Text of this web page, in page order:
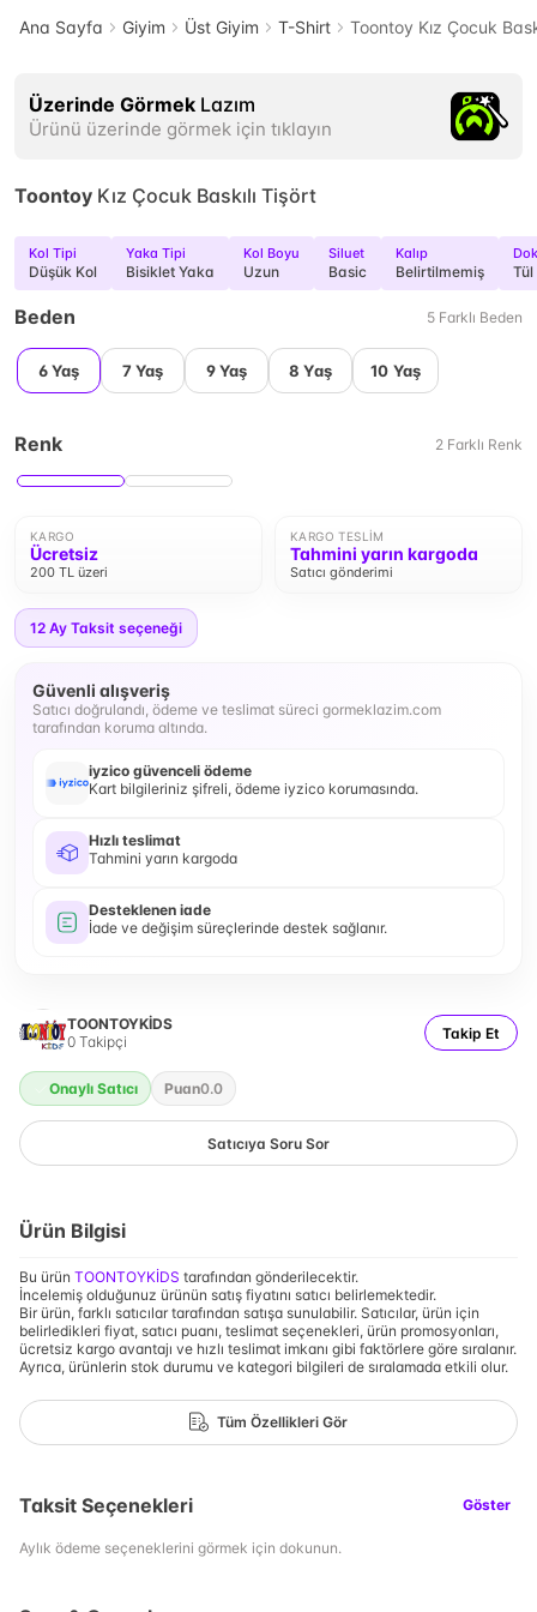
Ana Sayfa Giyim Üst Giyim T-Shirt Toontoy Kız Çocuk
Üzerinde Görmek Lazım
Ürünü üzerinde görmek için tıklayın
Toontoy Kız Çocuk Baskılı Tişört
Kol Tipi
Düşük Kol
Yaka Tipi
Bisiklet Yaka
Kol Boyu
Uzun
Siluet
Basic
Kalıp
Belirtilmemiş Tül
Beden 5 Farklı Beden
6 Yaş 7 Yaş 9 Yaş 8 Yaş 10 Yaş
Renk 2 Farklı Renk
KARGO
Ücretsiz
200 TL üzeri
KARGO TESLIM
Tahmini yarın kargoda
Satıcı gönderimi
12 Ay Taksit seçeneği
Güvenli alışveriş
Satıcı doğrulandı, ödeme ve teslimat süreci gormeklazim.com
tarafından koruma altında.
iyzico güvenceli ödeme
Kart bilgileriniz şifreli, ödeme iyzico korumasında.
Hızlı teslimat
Tahmini yarın kargoda
Desteklenen iade
İade ve değişim süreçlerinde destek sağlanır.
TOONTOYKİDS
0 Takipçi Takip Et
Onaylı Satıcı Puan0.0
Satıcıya Soru Sor
Ürün Bilgisi
Bu ürün TOONTOYKİDS tarafından gönderilecektir.
İncelemiş olduğunuz ürünün satış fiyatını satıcı belirlemektedir.
Bir ürün, farklı satıcılar tarafından satışa sunulabilir. Satıcılar, ürün için
belirledikleri fiyat, satıcı puanı, teslimat seçenekleri, ürün promosyonları,
ücretsiz kargo avantajı ve hızlı teslimat imkanı gibi faktörlere göre sıralanır.
Ayrıca, ürünlerin stok durumu ve kategori bilgileri de sıralamada etkili olur.
Tüm Özellikleri Gör
Taksit Seçenekleri Göster
Aylık ödeme seçeneklerini görmek için dokunun.